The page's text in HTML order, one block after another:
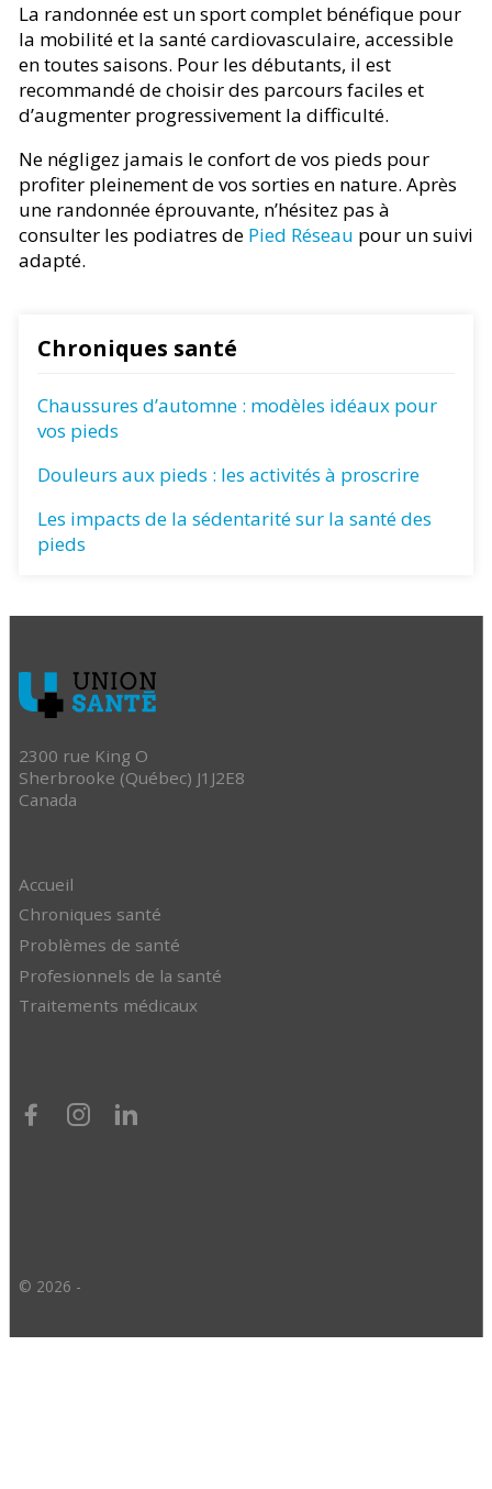
La randonnée est un sport complet bénéfique pour
la mobilité et la santé cardiovasculaire, accessible
en toutes saisons. Pour les débutants, il est
recommandé de choisir des parcours faciles et
d’augmenter progressivement la difficulté.
Ne négligez jamais le confort de vos pieds pour
profiter pleinement de vos sorties en nature. Après
une randonnée éprouvante, n’hésitez pas à
consulter les podiatres de Pied Réseau pour un suivi
adapté.
Chroniques santé
Chaussures d’automne : modèles idéaux pour
vos pieds
Douleurs aux pieds : les activités à proscrire
Les impacts de la sédentarité sur la santé des
pieds
2300 rue King O
Sherbrooke (Québec) J1J2E8
Canada
Accueil
Chroniques santé
Problèmes de santé
Profesionnels de la santé
Traitements médicaux
© 2026 -